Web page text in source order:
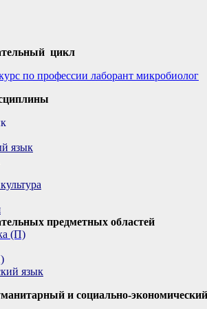
цикл
по профессии лаборант микробиолог
язык
предметных областей
(П)
язык
и социально-